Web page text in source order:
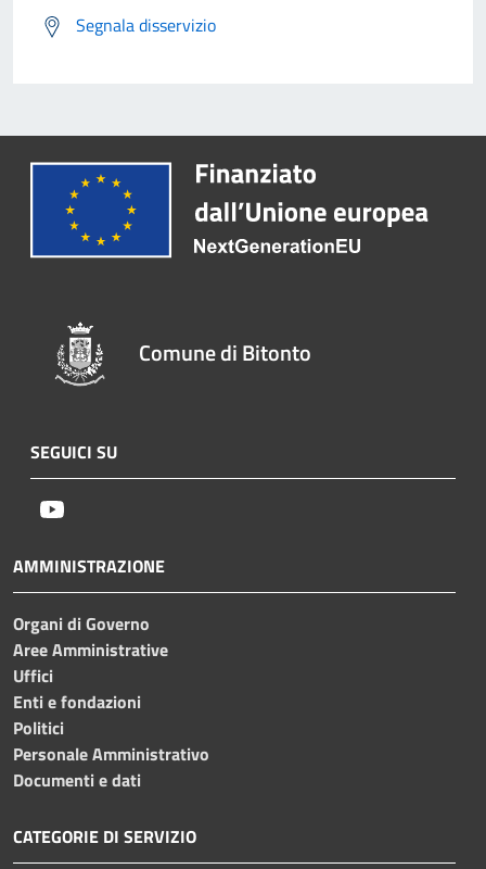
Segnala disservizio
Comune di Bitonto
SEGUICI SU
AMMINISTRAZIONE
Organi di Governo
Aree Amministrative
Uffici
Enti e fondazioni
Politici
Personale Amministrativo
Documenti e dati
CATEGORIE DI SERVIZIO